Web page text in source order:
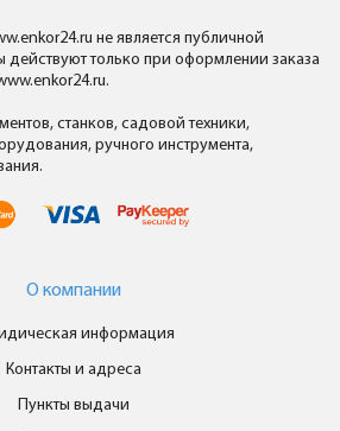
не является публичной
действуют только при оформлении заказа
станков, садовой техники,
ручного инструмента,
О компании
информация
Контакты и адреса
Пункты выдачи